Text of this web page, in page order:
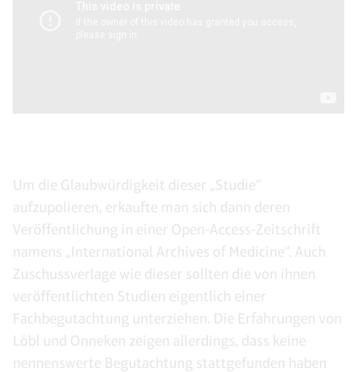
Um die Glaubwürdigkeit dieser „Studie“
aufzupolieren, erkaufte man sich dann deren
Veröffentlichung in einer Open-Access-Zeitschrift
namens „International Archives of Medicine“. Auch
Zuschussverlage wie dieser sollten die von ihnen
veröffentlichten Studien eigentlich einer
Fachbegutachtung unterziehen. Die Erfahrungen von
Löbl und Onneken zeigen allerdings, dass keine
nennenswerte Begutachtung stattgefunden haben